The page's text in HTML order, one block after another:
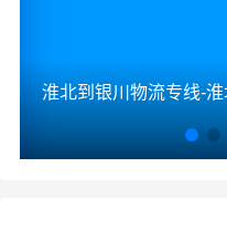
淮北到银川物流专线-